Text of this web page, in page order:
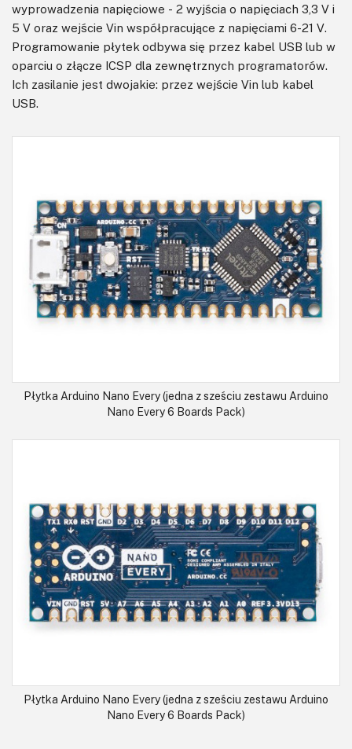
wyprowadzenia napięciowe - 2 wyjścia o napięciach 3,3 V i
5 V oraz wejście Vin współpracujące z napięciami 6-21 V.
Programowanie płytek odbywa się przez kabel USB lub w
oparciu o złącze ICSP dla zewnętrznych programatorów.
Ich zasilanie jest dwojakie: przez wejście Vin lub kabel
USB.
Płytka Arduino Nano Every (jedna z sześciu zestawu Arduino
Nano Every 6 Boards Pack)
Płytka Arduino Nano Every (jedna z sześciu zestawu Arduino
Nano Every 6 Boards Pack)